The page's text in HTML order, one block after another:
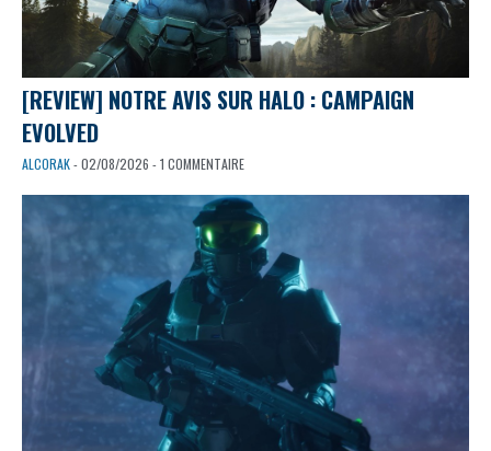
[REVIEW] NOTRE AVIS SUR HALO : CAMPAIGN
EVOLVED
ALCORAK- 02/08/2026 - 1 COMMENTAIRE